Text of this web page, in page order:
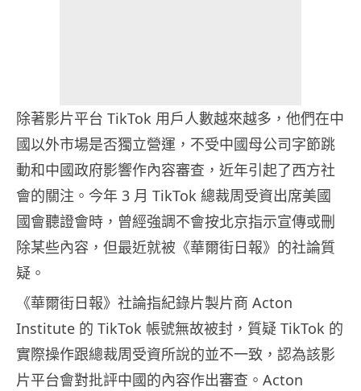
除著影片平台 TikTok 用戶人數越來越多，他們在中
國以外市場是否獨立營運，不受中國母公司字節跳
動和中國政府影響作內容審查，近年引起了西方社
會的關注。今年 3 月 TikTok 總裁周受資出席美國
國會聽證會時，曾經強調不會按北京指示宣傳或刪
除某些內容，但最近就被《華爾街日報》的社論質
疑。
《華爾街日報》社論指紀錄片製片商 Acton
Institute 的 TikTok 帳號無故被封，質疑 TikTok 的
實際操作跟總裁周受資所說的並不一致，認為該影
片平台會對批評中國的內容作出審查。Acton